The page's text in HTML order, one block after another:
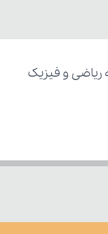
و فیزیک